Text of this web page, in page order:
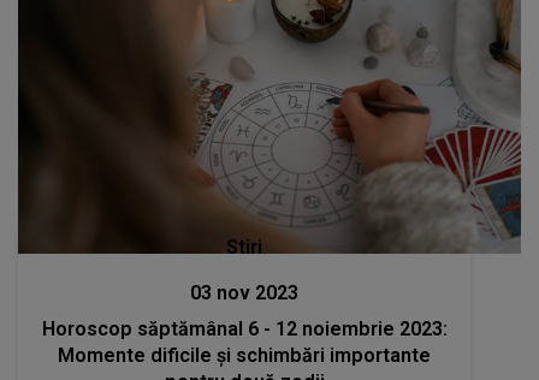
Stiri
03 nov 2023
Horoscop săptămânal 6 - 12 noiembrie 2023:
Momente dificile și schimbări importante